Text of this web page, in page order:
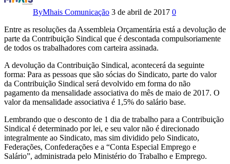
sindicalizados
terão
parte
da
Contribuição
Sindical
restituída
ByMhais Comunicação 3 de abril de 2017 0
Entre as resoluções da Assembleia Orçamentária está a devolução de
parte da Contribuição Sindical que é descontada compulsoriamente
de todos os trabalhadores com carteira assinada.
A devolução da Contribuição Sindical, acontecerá da seguinte
forma: Para as pessoas que são sócias do Sindicato, parte do valor
da Contribuição Sindical será devolvido em forma do não
pagamento da mensalidade associativa do mês de maio de 2017. O
valor da mensalidade associativa é 1,5% do salário base.
Lembrando que o desconto de 1 dia de trabalho para a Contribuição
Sindical é determinado por lei, e seu valor não é direcionado
integralmente ao Sindicato, mas sim dividido pelo Sindicato,
Federações, Confederações e a “Conta Especial Emprego e
Salário”, administrada pelo Ministério do Trabalho e Emprego.